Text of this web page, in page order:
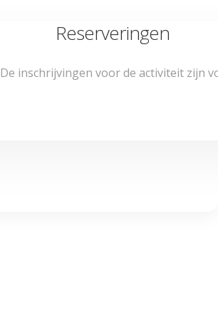
Reserveringen
De inschrijvingen voor de activiteit zijn